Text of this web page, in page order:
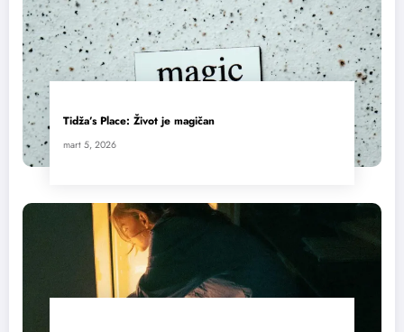
Tidža’s Place: Život je magičan
mart 5, 2026